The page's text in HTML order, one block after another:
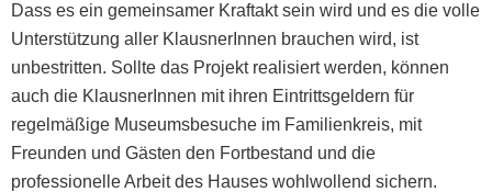
Dass es ein gemein­samer Kraftakt sein wird und es die volle
Unter­stützung aller Klaus­ner­In­nen brauchen wird, ist
unbe­strit­ten. Sollte das Pro­jekt real­isiert wer­den, kön­nen
auch die Klaus­ner­In­nen mit ihren Ein­tritts­geldern für
regelmäßige Muse­ums­be­suche im Fam­i­lienkreis, mit
Fre­un­den und Gästen den Fortbe­stand und die
pro­fes­sionelle Arbeit des Haus­es wohlwol­lend sichern.